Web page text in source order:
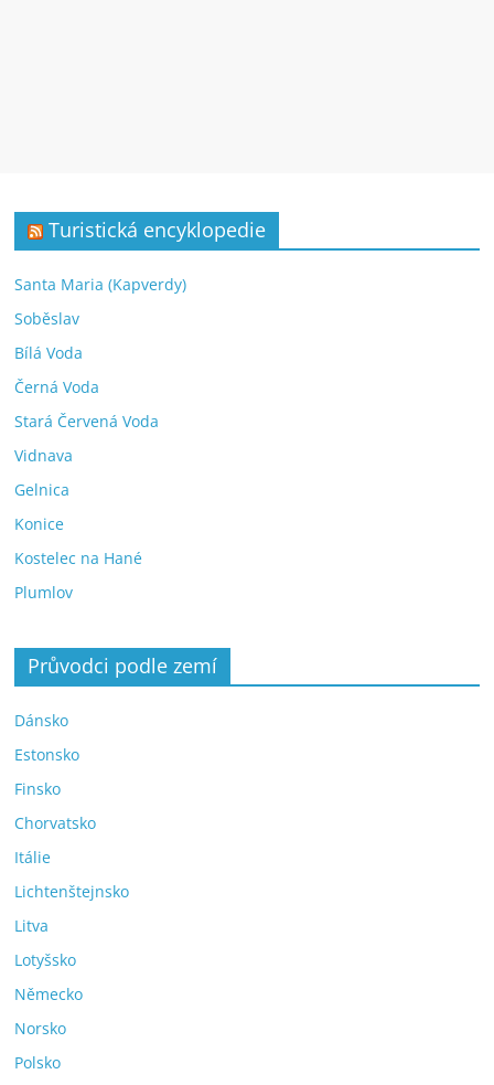
Turistická encyklopedie
Santa Maria (Kapverdy)
Soběslav
Bílá Voda
Černá Voda
Stará Červená Voda
Vidnava
Gelnica
Konice
Kostelec na Hané
Plumlov
Průvodci podle zemí
Dánsko
Estonsko
Finsko
Chorvatsko
Itálie
Lichtenštejnsko
Litva
Lotyšsko
Německo
Norsko
Polsko